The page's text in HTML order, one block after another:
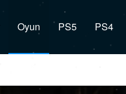
Oyun PS5 PS4